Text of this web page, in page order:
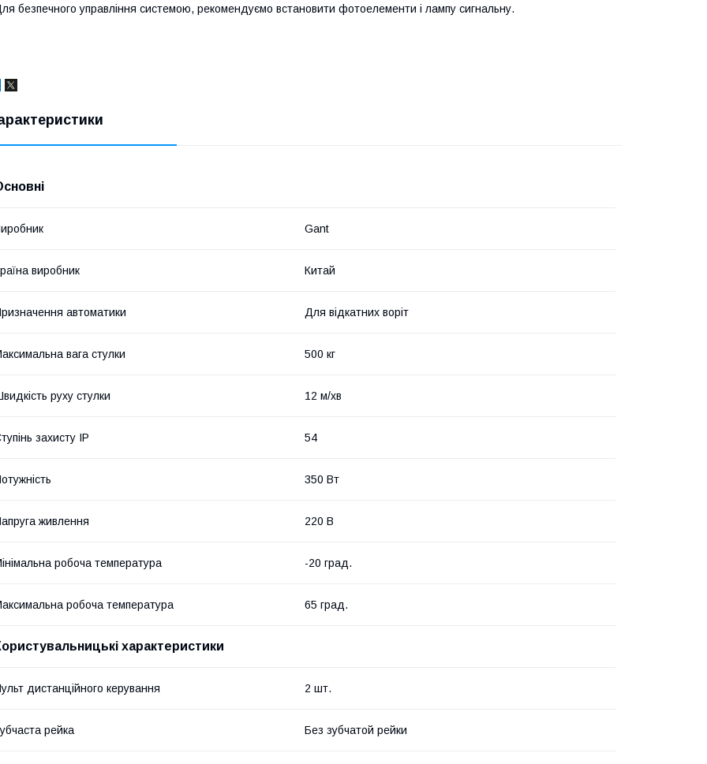
безпечного управління системою, рекомендуємо встановити фотоелементи і лампу сигнальну.
Gant
виробник Китай
автоматики Для відкатних воріт
вага стулки 500 кг
руху стулки 12 м/хв
захисту IP 54
350 Вт
живлення 220 В
робоча температура -20 град.
робоча температура 65 град.
характеристики
дистанційного керування 2 шт.
рейка Без зубчатой рейки